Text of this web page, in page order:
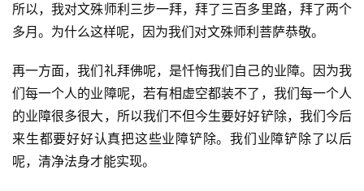
所以，我对文殊师利三步一拜，拜了三百多里路，拜了两个
多月。为什么这样呢，因为我们对文殊师利菩萨恭敬。
再一方面，我们礼拜佛呢，是忏悔我们自己的业障。因为我
们每一个人的业障呢，若有相虚空都装不了，我们每一个人
的业障很多很大，所以我们不但今生要好好铲除，我们今后
来生都要好好认真把这些业障铲除。我们业障铲除了以后
呢，清净法身才能实现。